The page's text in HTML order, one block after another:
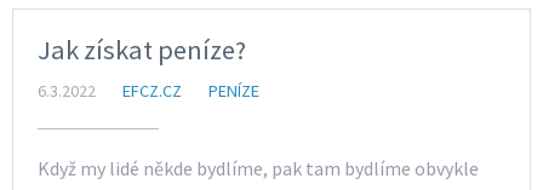
Jak získat peníze?
6.3.2022 EFCZ.CZ PENÍZE
Když my lidé někde bydlíme, pak tam bydlíme obvykle